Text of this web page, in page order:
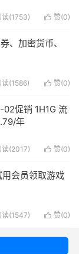
 赞(0)
读(1753)
、加密货币、
 赞(0)
读(1586)
促销 1H1G 流
年
 赞(0)
读(2017)
会员领取游戏
 赞(0)
读(1547)